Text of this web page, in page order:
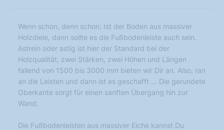
Wenn schon, denn schon: Ist der Boden aus massiver
Holzdiele, dann sollte es die Fußbodenleiste auch sein.
Astrein oder astig ist hier der Standard bei der
Holzqualität, zwei Stärken, zwei Höhen und Längen
fallend von 1500 bis 3000 mm bieten wir Dir an. Also, ran
an die Leisten und dann ist es geschafft … Die gerundete
Oberkante sorgt für einen sanften Übergang hin zur
Wand.
Die Fußbodenleisten aus massiver Eiche kannst Du